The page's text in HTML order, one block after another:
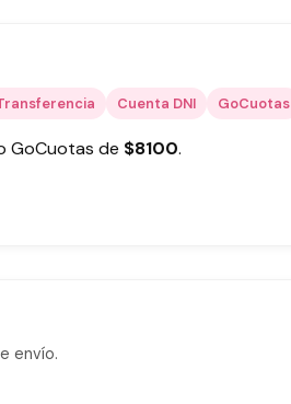
Cuenta DNI GoCuotas
GoCuotas de $8100.
envío.